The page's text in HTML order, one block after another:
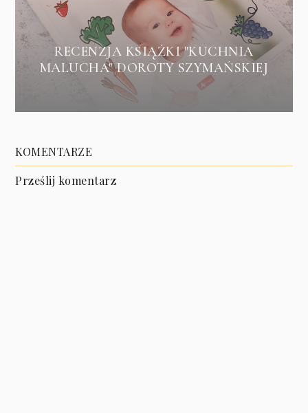
RECENZJA KSIĄŻKI "KUCHNIA
MALUCHA" DOROTY SZYMAŃSKIEJ
KOMENTARZE
Prześlij komentarz